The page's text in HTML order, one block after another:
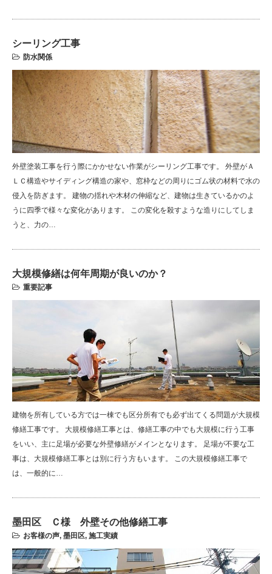
シーリング工事
防水関係
外壁塗装工事を行う際にかかせない作業がシーリング工事です。 外壁がＡ
ＬＣ構造やサイディング構造の家や、窓枠などの周りにゴム状の材料で水の
侵入を防ぎます。 建物の揺れや木材の伸縮など、建物は生きているかのよ
うに四季で様々な変化があります。 この変化を殺すような造りにしてしま
うと、力の…
大規模修繕は何年周期が良いのか？
重要記事
建物を所有している方では一棟でも区分所有でも必ず出てくる問題が大規模
修繕工事です。 大規模修繕工事とは、修繕工事の中でも大規模に行う工事
をいい、主に足場が必要な外壁修繕がメインとなります。 足場が不要な工
事は、大規模修繕工事とは別に行う方もいます。 この大規模修繕工事で
は、一般的に…
墨田区 Ｃ様 外壁その他修繕工事
お客様の声, 墨田区, 施工実績